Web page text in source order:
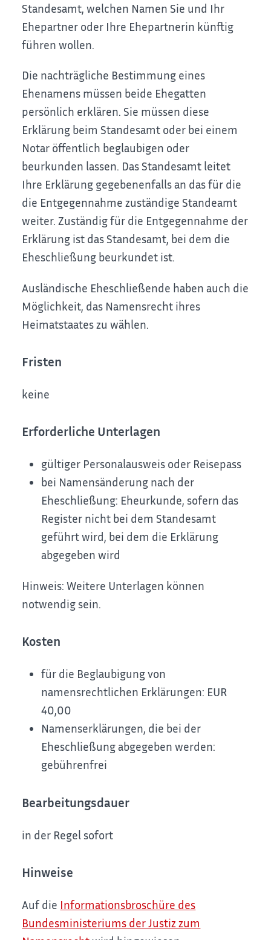
Standesamt, welchen Namen Sie und Ihr
Ehepartner oder Ihre Ehepartnerin künftig
führen wollen.
Die nachträgliche Bestimmung eines
Ehenamens müssen beide Ehegatten
persönlich erklären. Sie müssen diese
Erklärung beim Standesamt oder bei einem
Notar öffentlich beglaubigen oder
beurkunden lassen. Das Standesamt leitet
Ihre Erklärung gegebenenfalls an das für die
die Entgegennahme zuständige Standeamt
weiter. Zuständig für die Entgegennahme der
Erklärung ist das Standesamt, bei dem die
Eheschließung beurkundet ist.
Ausländische Eheschließende haben auch die
Möglichkeit, das Namensrecht ihres
Heimatstaates zu wählen.
Fristen
keine
Erforderliche Unterlagen
gültiger Personalausweis oder Reisepass
bei Namensänderung nach der
Eheschließung: Eheurkunde, sofern das
Register nicht bei dem Standesamt
geführt wird, bei dem die Erklärung
abgegeben wird
Hinweis: Weitere Unterlagen können
notwendig sein.
Kosten
für die Beglaubigung von
namensrechtlichen Erklärungen: EUR
40,00
Namenserklärungen, die bei der
Eheschließung abgegeben werden:
gebührenfrei
Bearbeitungsdauer
in der Regel sofort
Hinweise
Auf die Informationsbroschüre des
Bundesministeriums der Justiz zum